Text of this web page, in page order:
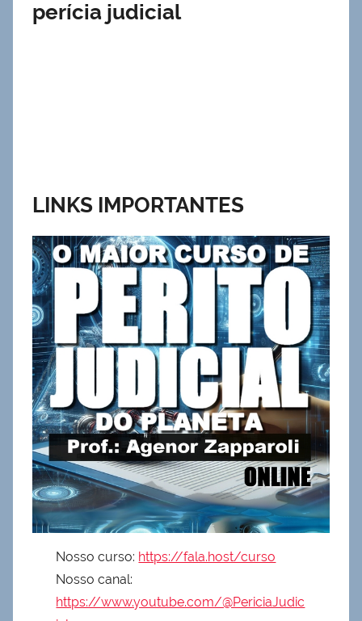
perícia judicial
LINKS IMPORTANTES
Nosso curso: https://fala.host/curso
Nosso canal:
https://www.youtube.com/@PericiaJudic